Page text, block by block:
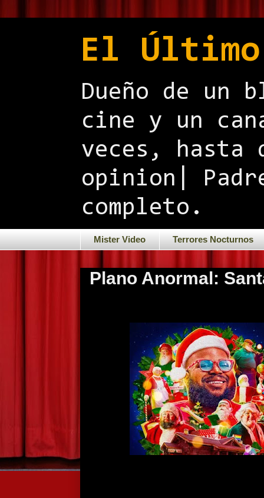
El
Dueño de un
cine y un
veces, hasta
opinion|
completo.
Mister Video Terrores Nocturnos
Plano Anormal: